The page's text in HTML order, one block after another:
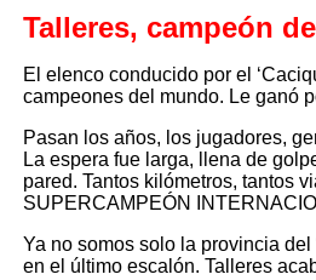
Talleres, campeón
El elenco conducido por el
campeones del mundo. Le ganó
Pasan los años, los jugadores,
La espera fue larga, llena de
pared. Tantos kilómetros, tantos
SUPERCAMPEÓN
Ya no somos solo la provincia
en el último escalón. Talleres